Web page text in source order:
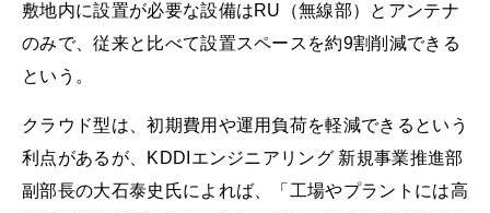
敷地内に設置が必要な設備はRU（無線部）とアンテナ
のみで、従来と比べて設置スペースを約9割削減できる
という。
クラウド型は、初期費用や運用負荷を軽減できるという
利点があるが、KDDIエンジニアリング 新規事業推進部
副部長の大石泰史氏によれば、「工場やプラントには高